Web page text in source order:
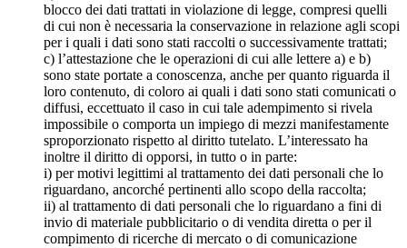
blocco dei dati trattati in violazione di legge, compresi quelli
di cui non è necessaria la conservazione in relazione agli scopi
per i quali i dati sono stati raccolti o successivamente trattati;
c) l’attestazione che le operazioni di cui alle lettere a) e b)
sono state portate a conoscenza, anche per quanto riguarda il
loro contenuto, di coloro ai quali i dati sono stati comunicati o
diffusi, eccettuato il caso in cui tale adempimento si rivela
impossibile o comporta un impiego di mezzi manifestamente
sproporzionato rispetto al diritto tutelato. L’interessato ha
inoltre il diritto di opporsi, in tutto o in parte:
i) per motivi legittimi al trattamento dei dati personali che lo
riguardano, ancorché pertinenti allo scopo della raccolta;
ii) al trattamento di dati personali che lo riguardano a fini di
invio di materiale pubblicitario o di vendita diretta o per il
compimento di ricerche di mercato o di comunicazione